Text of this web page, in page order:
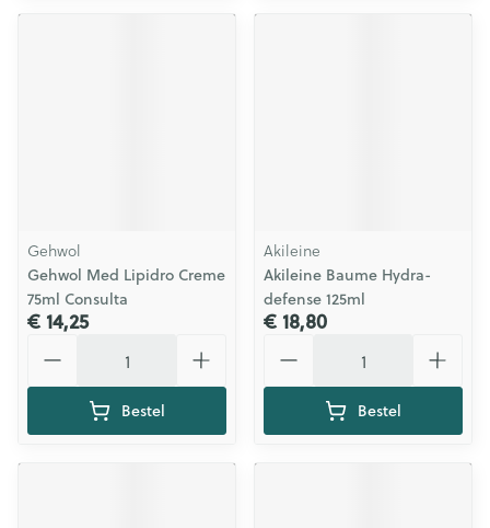
Gehwol
Gehwol Med Lipidro Creme
75ml Consulta
€ 14,25
Bestel
Akileine
Akileine Baume Hydra-
defense 125ml
€ 18,80
Bestel